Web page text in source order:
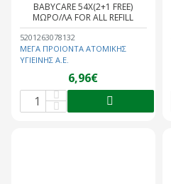
5201263078132
ΜΕΓΑ ΠΡΟΙΟΝΤΑ ΑΤΟΜΙΚΗΣ
ΥΓΙΕΙΝΗΣ Α.Ε.
BABYCARE 54X(2+1 FREE)
ΜΩΡΟ/ΛΑ FOR ALL REFILL
6,96€